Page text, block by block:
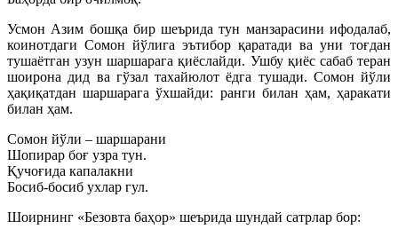
Усмон Азим бошқа бир шеърида тун манзарасини ифодалаб,
коинотдаги Сомон йўлига эътибор қаратади ва уни тоғдан
тушаётган узун шаршарага қиёслайди. Ушбу қиёс сабаб теран
шоирона дид ва гўзал тахайюлот ёдга тушади. Сомон йўли
ҳақиқатдан шаршарага ўхшайди: ранги билан ҳам, ҳаракати
билан ҳам.
Сомон йўли – шаршарани
Шопирар боғ узра тун.
Қучоғида капалакни
Босиб-босиб ухлар гул.
Шоирнинг «Безовта баҳор» шеърида шундай сатрлар бор: